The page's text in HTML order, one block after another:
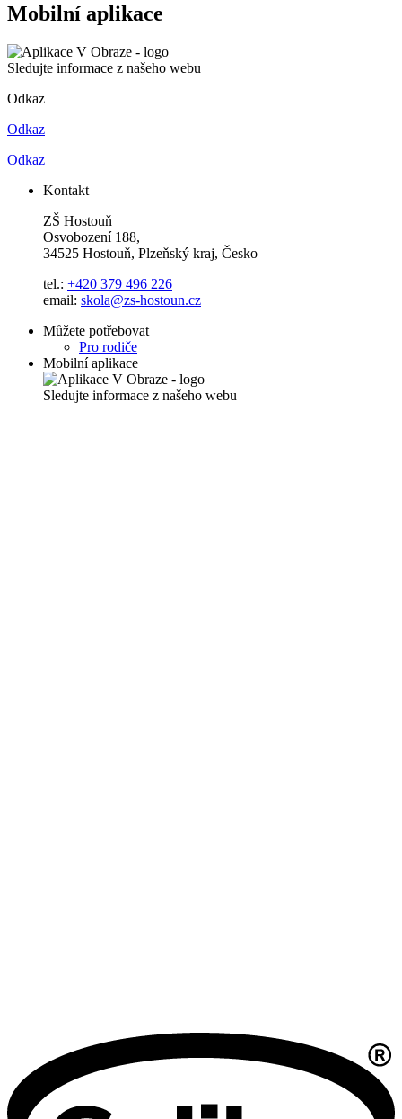
Mobilní aplikace
Sledujte informace z našeho webu
Odkaz
Odkaz
Odkaz
Kontakt
ZŠ Hostouň
Osvobození 188,
34525 Hostouň, Plzeňský kraj, Česko
tel.: +420 379 496 226
email: skola@zs-hostoun.cz
Můžete potřebovat
Pro rodiče
Mobilní aplikace
Sledujte informace z našeho webu